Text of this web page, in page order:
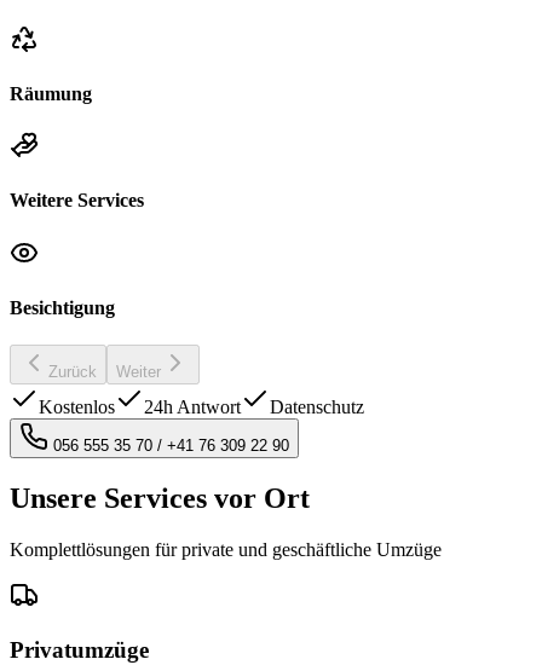
Räumung
Weitere Services
Besichtigung
Zurück Weiter
Kostenlos 24h Antwort Datenschutz
056 555 35 70 / +41 76 309 22 90
Unsere Services vor Ort
Komplettlösungen für private und geschäftliche Umzüge
Privatumzüge